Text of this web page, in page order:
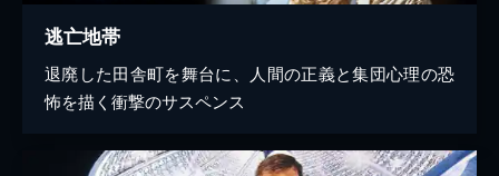
逃亡地帯
退廃した田舎町を舞台に、人間の正義と集団心理の恐
怖を描く衝撃のサスペンス